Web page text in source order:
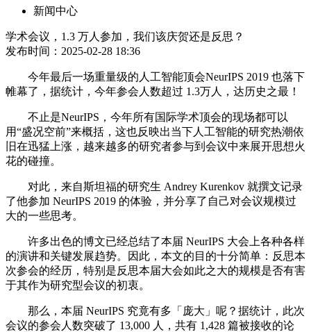
新闻中心
学术会议，1.3 万人参加，我们该庆贺还是反思？
发布时间：2025-02-28 18:36
今年最后一场重量级的人工智能顶会NeurIPS 2019 也落下
帷幕了，据统计，今年参会人数超过 1.3万人，达历史之最！
不止是NeurIPS，今年所有国际学术顶会的现场都可以
用“盛况空前”来概括，这也反映出当下人工智能的研究热潮依
旧在迅猛上涨，越来越多的研究者参与到会议中来展开思想火
花的碰撞。
对此，来自斯坦福的研究生 Andrey Kurenkov 就撰文记录
了他参加 NeurIPS 2019 的体验，并分享了自己对会议规模过
大的一些思考。
许多出色的博文已经总结了本届 NeurIPS 大会上各种各样
的演讲和关键发展趋势。因此，本文的目的十分简单：反思本
次参会的经历，特别是反思本届大会如此之大的规模是否有害
于其作为研究型会议的初衷。
那么，本届 NeurIPS 究竟有多「庞大」呢？据统计，此次
会议的参会人数突破了 13,000 人，共有 1,428 篇被接收的论